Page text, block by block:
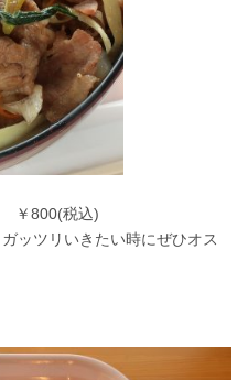
￥800(税込)
ッツリいきたい時にぜひオス